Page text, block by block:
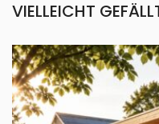
VIELLEICHT